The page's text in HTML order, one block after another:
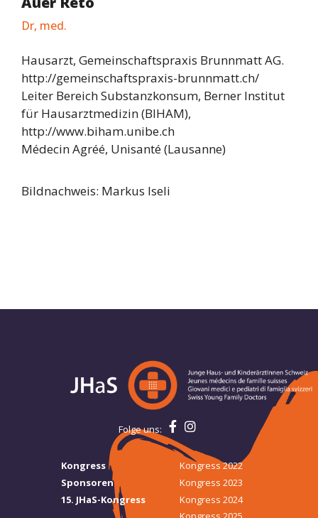
Dr, med.
Hausarzt, Gemeinschaftspraxis Brunnmatt AG.
http://gemeinschaftspraxis-brunnmatt.ch/
Leiter Bereich Substanzkonsum, Berner Institut
für Hausarztmedizin (BIHAM),
http://www.biham.unibe.ch
Médecin Agréé, Unisanté (Lausanne)
Bildnachweis: Markus Iseli
Folge uns:
Kongress
Sponsoren
15. JHaS-Kongress
Kongress 2022
Kongress 2023
Kongress 2024